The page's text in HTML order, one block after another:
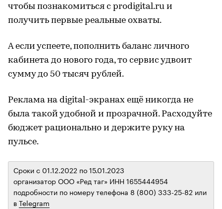
чтобы познакомиться с prodigital.ru и
получить первые реальные охваты.
А если успеете, пополнить баланс личного
кабинета до нового года, то сервис удвоит
сумму до 50 тысяч рублей.
Реклама на digital-экранах ещё никогда не
была такой удобной и прозрачной. Расходуйте
бюджет рационально и держите руку на
пульсе.
Сроки с 01.12.2022 по 15.01.2023
организатор ООО «Ред таг» ИНН 1655444954
подробности по номеру телефона 8 (800) 333-25-82 или
вTelegram